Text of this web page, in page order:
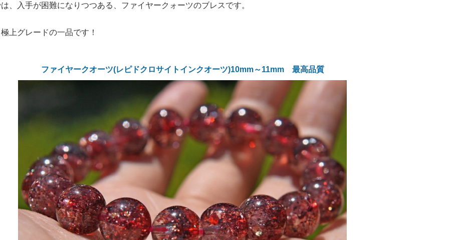
、入手が困難になりつつある、ファイヤークォーツのブレスです。
上グレードの一品です！
ファイヤークオーツ(レピドクロサイトインクオーツ)10mm～11mm 最高品質